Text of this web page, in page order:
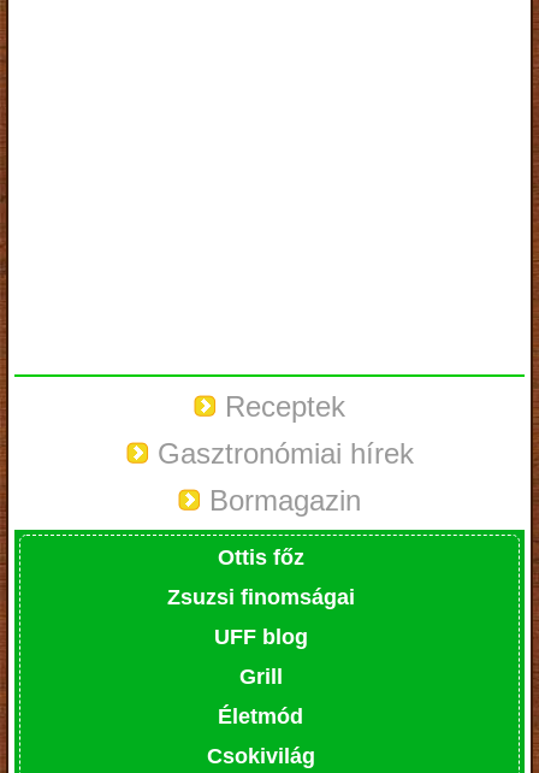
Receptek
Gasztronómiai hírek
Bormagazin
Ottis főz
Zsuzsi finomságai
UFF blog
Grill
Életmód
Csokivilág